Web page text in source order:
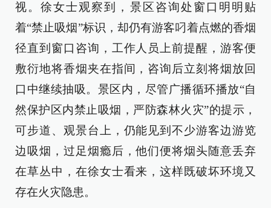
视。徐女士观察到，景区咨询处窗口明明贴
着“禁止吸烟”标识，却仍有游客叼着点燃的香烟
径直到窗口咨询，工作人员上前提醒，游客便
敷衍地将香烟夹在指间，咨询后立刻将烟放回
口中继续抽吸。景区内，尽管广播循环播放“自
然保护区内禁止吸烟，严防森林火灾”的提示，
可步道、观景台上，仍能见到不少游客边游览
边吸烟，过足烟瘾后，他们便将烟头随意丢弃
在草丛中，在徐女士看来，这样既破坏环境又
存在火灾隐患。